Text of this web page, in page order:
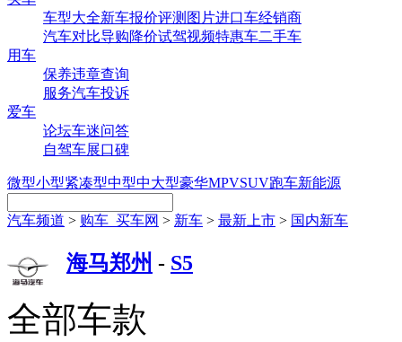
车型大全新车报价评测 图片进口车经销商
汽车对比导购降价试驾视频特惠车二手车
用车
保养违章查询
服务汽车投诉
爱车
论坛车迷问答
自驾车展口碑
微型小型紧凑型中型中大型豪华MPVSUV跑车新能源
汽车频道 > 购车_买车网 > 新车 > 最新上市 > 国内新车
海马郑州 - S5
全部车款